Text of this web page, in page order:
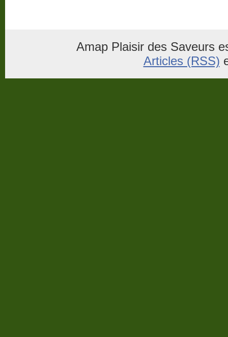
Amap Plaisir des Saveurs
Articles (RSS)